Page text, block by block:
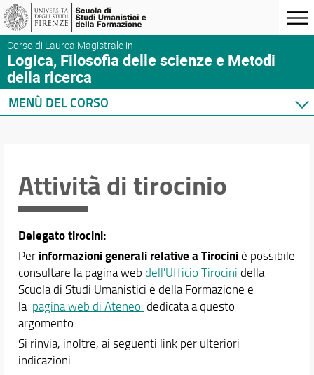
Corso di Laurea Magistrale in
Logica, Filosofia delle scienze e Metodi
della ricerca
MENÙ DEL CORSO
Corso di studi
Organizzazione
Sedi e strutture
Per laurearsi
Servizi per l'inclusione
Studenti internazionali
Proseguire dopo la laurea
Mobilità internazionale
Qualità del corso
Conoscenza di altre lingue
Attività di tirocinio
Attività di tirocinio
Delegato tirocini:
Per informazioni generali relative a Tirociniè possibile
consultare la pagina web dell'Ufficio Tirocini della
Scuola di Studi Umanistici e della Formazione e
la pagina web di Ateneo dedicata a questo
argomento.
Si rinvia, inoltre, ai seguenti link per ulteriori
indicazioni: